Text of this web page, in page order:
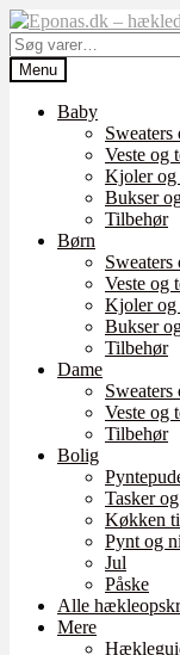
Spring
til
navigation
Spring
til
indhold
Søg
efter:
Menu
Baby
Sweaters
Veste og
Kjoler og
Bukser
Tilbehør
Børn
Sweaters
Veste og
Kjoler og
Bukser
Tilbehør
Dame
Sweaters
Veste og
Tilbehør
Bolig
Tasker
Køkken
Pynt og
Jul
Påske
Alle
Mere